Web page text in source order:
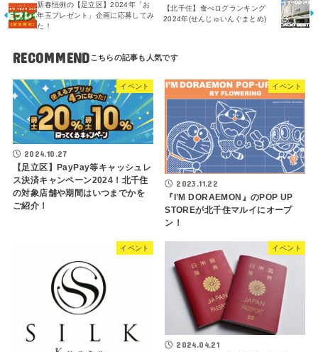
新春恒例の【足立区】2024年「お
年玉プレゼント」企画に応募してみ
た！
【北千住】食べログランキング
2024年(せんじゅいんぐまとめ)
RECOMMEND
イベント
2024.10.27
【足立区】PayPay等キャッシュレ
ス決済キャンペーン2024！北千住
の対象店舗や期間はいつまでかを
ご紹介！
イベント
2023.11.22
『I’M DORAEMON』のPOP UP
STOREが北千住マルイにオープ
ン！
イベント イベント
2024.04.21